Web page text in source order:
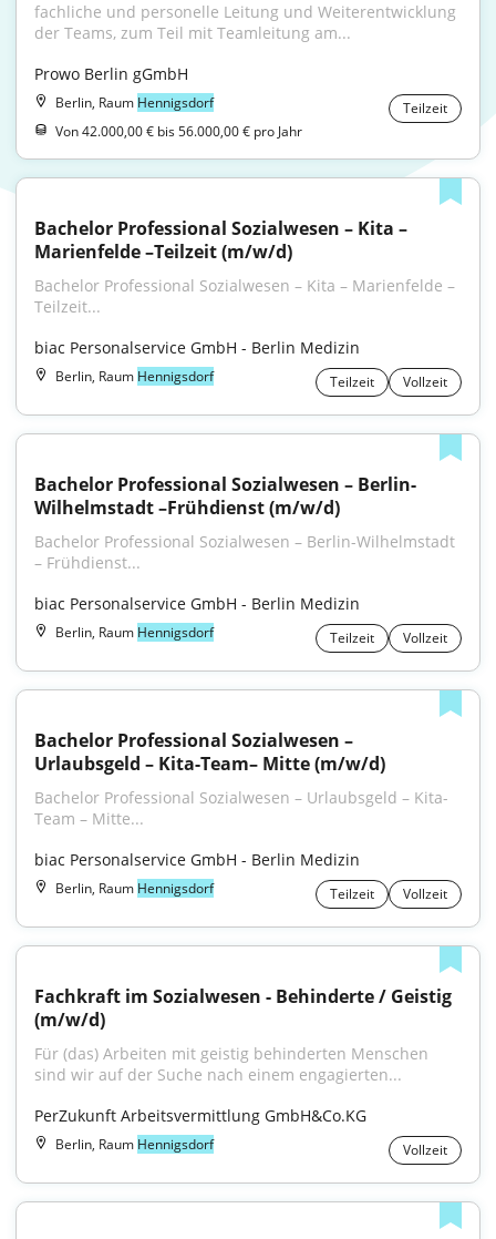
fachliche und personelle Leitung und Weiterentwicklung
der Teams, zum Teil mit Teamleitung am...
Prowo Berlin gGmbH
Berlin, Raum Hennigsdorf
Teilzeit
Von 42.000,00 € bis 56.000,00 € pro Jahr
Bachelor Professional Sozialwesen – Kita –
Marienfelde –Teilzeit (m/w/d)
Bachelor Professional Sozialwesen – Kita – Marienfelde –
Teilzeit...
biac Personalservice GmbH - Berlin Medizin
Berlin, Raum Hennigsdorf Teilzeit Vollzeit
Bachelor Professional Sozialwesen – Berlin-
Wilhelmstadt –Frühdienst (m/w/d)
Bachelor Professional Sozialwesen – Berlin-Wilhelmstadt
– Frühdienst...
biac Personalservice GmbH - Berlin Medizin
Berlin, Raum Hennigsdorf Teilzeit Vollzeit
Bachelor Professional Sozialwesen –
Urlaubsgeld – Kita-Team– Mitte (m/w/d)
Bachelor Professional Sozialwesen – Urlaubsgeld – Kita-
Team – Mitte...
biac Personalservice GmbH - Berlin Medizin
Berlin, Raum Hennigsdorf Teilzeit Vollzeit
Fachkraft im Sozialwesen - Behinderte / Geistig
(m/w/d)
Für (das) Arbeiten mit geistig behinderten Menschen
sind wir auf der Suche nach einem engagierten...
PerZukunft Arbeitsvermittlung GmbH&Co.KG
Berlin, Raum Hennigsdorf Vollzeit